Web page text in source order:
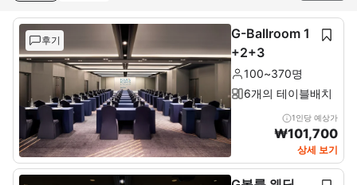
후기
G-Ballroom 1
+2+3
100~370명
6개의 테이블배치
1인당 예상가
₩101,700
상세 보기